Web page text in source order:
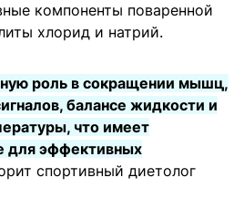
компоненты поваренной
хлорид и натрий.
роль в сокращении мышц,
балансе жидкости и
что имеет
для эффективных
спортивный диетолог